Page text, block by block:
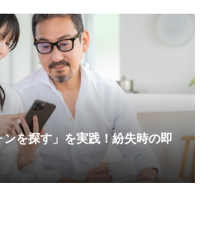
を探す」を実践！紛失時の即